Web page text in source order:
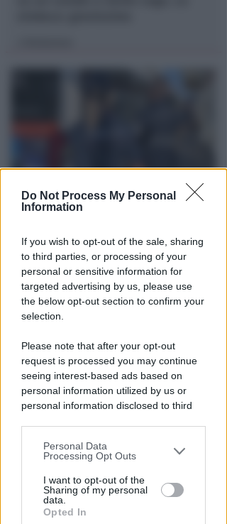
Do Not Process My Personal
Information
If you wish to opt-out of the sale, sharing
to third parties, or processing of your
personal or sensitive information for
targeted advertising by us, please use
the below opt-out section to confirm your
selection.
Please note that after your opt-out
request is processed you may continue
seeing interest-based ads based on
personal information utilized by us or
personal information disclosed to third
You may separately opt-out of the further
disclosure of your personal information
by third parties on the IAB’s list of
downstream participants.
Personal Data
Processing Opt Outs
I want to opt-out of the
Sharing of my personal
data.
Opted In
VITTIMA UN ANZIANO RIMINESE
arrestati grazie all'occhio
esperto di un agente
Lamberto Abbati
OSSERVATORIO CGIL INCA
Allarme infortuni sul lavoro a
Rimini: +13% nel primo semestre
dell'anno
Redazione